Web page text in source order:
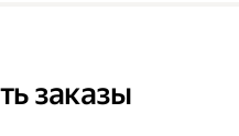
заказы